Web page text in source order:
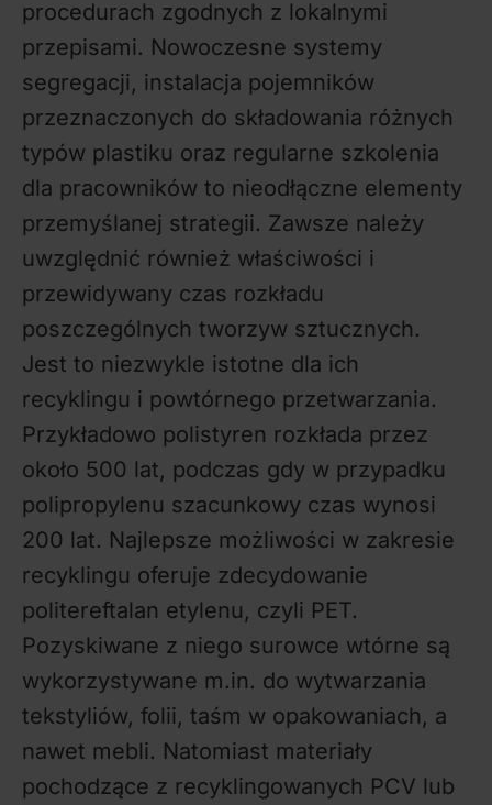
procedurach zgodnych z lokalnymi
przepisami. Nowoczesne systemy
segregacji, instalacja pojemników
przeznaczonych do składowania różnych
typów plastiku oraz regularne szkolenia
dla pracowników to nieodłączne elementy
przemyślanej strategii. Zawsze należy
uwzględnić również właściwości i
przewidywany czas rozkładu
poszczególnych tworzyw sztucznych.
Jest to niezwykle istotne dla ich
recyklingu i powtórnego przetwarzania.
Przykładowo polistyren rozkłada przez
około 500 lat, podczas gdy w przypadku
polipropylenu szacunkowy czas wynosi
200 lat. Najlepsze możliwości w zakresie
recyklingu oferuje zdecydowanie
politereftalan etylenu, czyli PET.
Pozyskiwane z niego surowce wtórne są
wykorzystywane m.in. do wytwarzania
tekstyliów, folii, taśm w opakowaniach, a
nawet mebli. Natomiast materiały
pochodzące z recyklingowanych PCV lub